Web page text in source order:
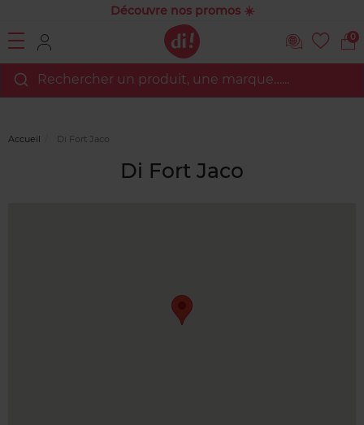
Découvre nos promos ☀️
0
Rechercher un produit, une marque…...
Accueil Di Fort Jaco
Di Fort Jaco